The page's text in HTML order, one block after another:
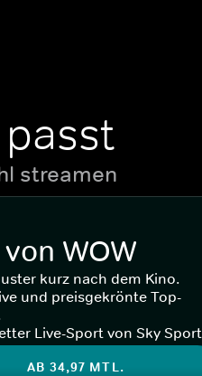
streamen
WOW
kurz nach dem Kino.
und preisgekrönte Top-
Live-Sport von Sky Sport
AB 34,97 MTL.